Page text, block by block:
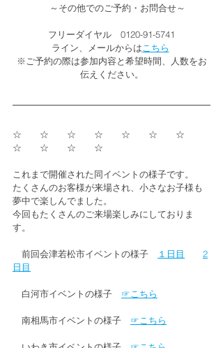
    ～その他でのご予約・お問合せ～
フリーダイヤル　0120-91-5741
ライン、メールからは こちら
※ご予約の際は参加内容と希望時間、人数をお
伝えください。
☆　　☆　　☆　　☆　　☆　　☆　　☆
☆　　☆　　☆　　☆
これまで開催された同イベントの様子です。
たくさんのお客様が来場され、小さなお子様も
夢中で楽しんでました。
今回もたくさんのご来場楽しみにしておりま
す。
前回会津若松市イベントの様子 １日目
2
日目
白河市イベントの様子 ☞こちら
南相馬市イベントの様子 ☞こちら